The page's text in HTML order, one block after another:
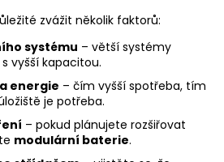
zvážit několik faktorů:
systému – větší systémy
vyšší kapacitou.
energie – čím vyšší spotřeba, tím
je potřeba.
– pokud plánujete rozšiřovat
modulární baterie.